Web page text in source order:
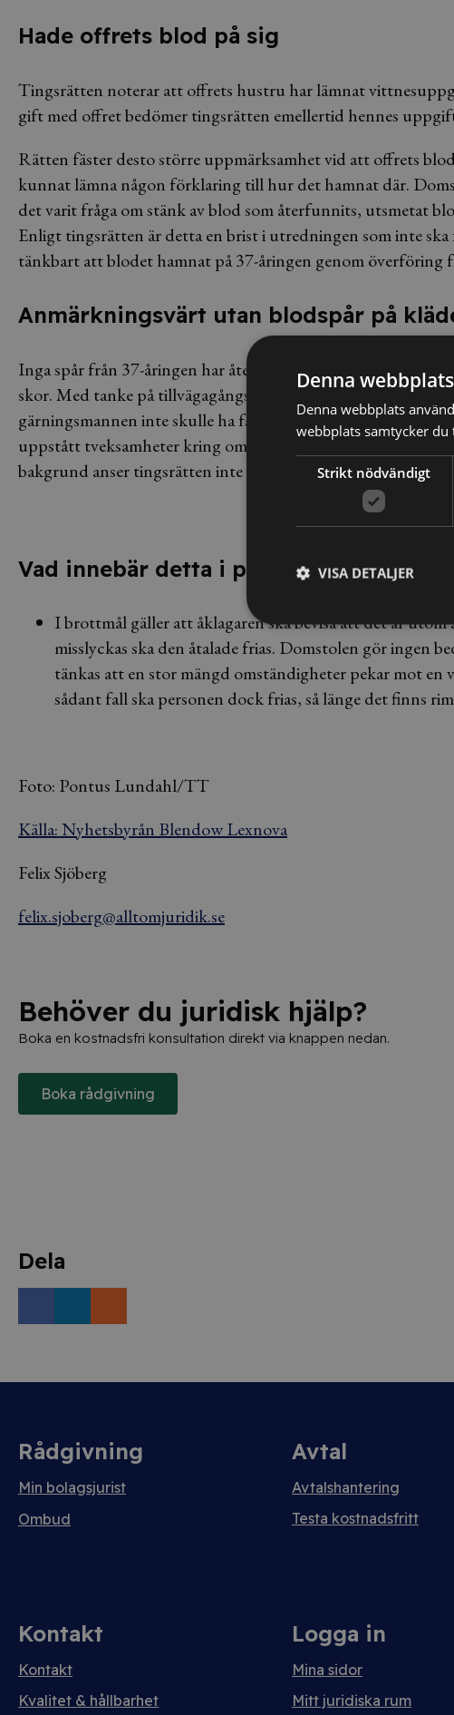
Hade offrets blod på sig
Tingsrätten noterar att offrets hustru har lämnat
gift med offret bedömer tingsrätten emellertid hennes
Rätten fäster desto större uppmärksamhet vid att offrets
kunnat lämna någon förklaring till hur det hamnat där.
det varit fråga om stänk av blod som återfunnits, utsmetat
Enligt tingsrätten är detta en brist i utredningen som inte
tänkbart att blodet hamnat på 37-åringen genom överföring
Anmärkningsvärt utan blodspår på
Inga spår från 37-åringen har återfunnits på knivarna, och
skor. Med tanke på tillvägagångssättet för händelsen menar
gärningsmannen inte skulle ha fått blod på sina skor eller
uppstått tveksamheter kring om 37-åringen ens skulle ha
bakgrund anser tingsrätten inte att det är ställt utom rimligt
Vad innebär detta i praktiken?
I brottmål gäller att åklagaren ska bevisa att det är
misslyckas ska den åtalade frias. Domstolen gör ingen
tänkas att en stor mängd omständigheter pekar mot en
sådant fall ska personen dock frias, så länge det finns
Foto: Pontus Lundahl/TT
Källa: Nyhetsbyrån Blendow Lexnova
Felix Sjöberg
felix.sjoberg@alltomjuridik.se
Behöver du juridisk hjälp?
Boka en kostnadsfri konsultation direkt via knappen nedan.
Boka rådgivning
Dela
Rådgivning
Min bolagsjurist
Ombud
Avtal
Avtalshantering
Testa kostnadsfritt
Kontakt
Kontakt
Kvalitet & hållbarhet
Logga in
Mina sidor
Mitt juridiska rum
Denna
Denna webbplats
webbplats samtycker
Strikt nödvändigt
VISA DETALJER